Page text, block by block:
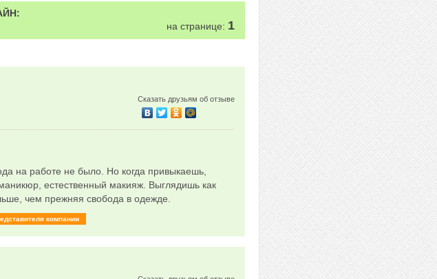
на странице: 1
Сказать друзьям об отзыве
на работе не было. Но когда привыкаешь,
естественный макияж. Выглядишь как
чем прежняя свобода в одежде.
компании